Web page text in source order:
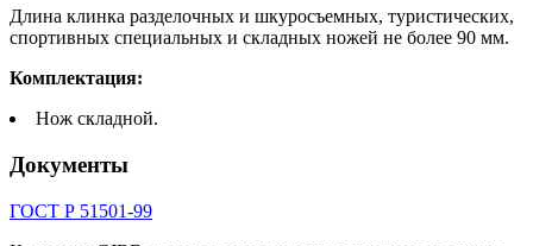
Длина клинка разделочных и шкуросъемных, туристических,
спортивных специальных и складных ножей не более 90 мм.
Комплектация:
Нож складной.
Документы
ГОСТ Р 51501-99